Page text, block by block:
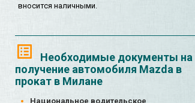
вносится наличными.
Необходимые документы на
получение автомобиля Mazda в
прокат в Милане
Национальное водительское